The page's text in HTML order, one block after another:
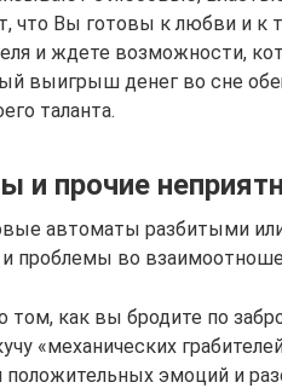
что Вы готовы к любви и к
и ждете возможности,
выигрыш денег во сне
таланта.
и прочие
автоматы разбитыми
проблемы во
том, как вы бродите по
«механических
положительных эмоций и